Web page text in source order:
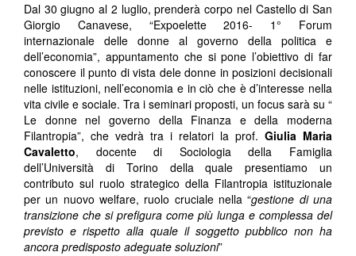
Dal 30 giugno al 2 luglio, prenderà corpo nel Castello di San
Giorgio Canavese, “Expoelette 2016- 1° Forum
internazionale delle donne al governo della politica e
dell’economia”, appuntamento che si pone l’obiettivo di far
conoscere il punto di vista dele donne in posizioni decisionali
nelle istituzioni, nell’economia e in ciò che è d’interesse nella
vita civile e sociale. Tra i seminari proposti, un focus sarà su “
Le donne nel governo della Finanza e della moderna
Filantropia”, che vedrà tra i relatori la prof. Giulia Maria
Cavaletto, docente di Sociologia della Famiglia
dell’Università di Torino della quale presentiamo un
contributo sul ruolo strategico della Filantropia istituzionale
per un nuovo welfare, ruolo cruciale nella “gestione di una
transizione che si prefigura come più lunga e complessa del
previsto e rispetto alla quale il soggetto pubblico non ha
ancora predisposto adeguate soluzioni”